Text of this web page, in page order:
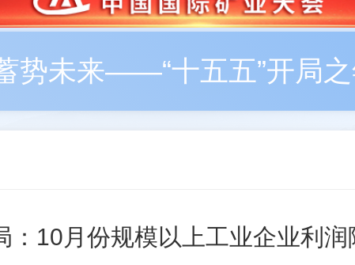
丛革臣
刘敬锟
苑占永
雄 王进平
车长波
协会简介 协
深度达20...
破 单孔...
新入会会员
势未来——“十五五”开局
：10月份规模以上工业企业利